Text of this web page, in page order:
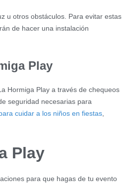
u otros obstáculos. Para evitar estas
de hacer una instalación
Play
Hormiga Play a través de chequeos
seguridad necesarias para
cuidar a los niños en fiestas,
Play
para que hagas de tu evento